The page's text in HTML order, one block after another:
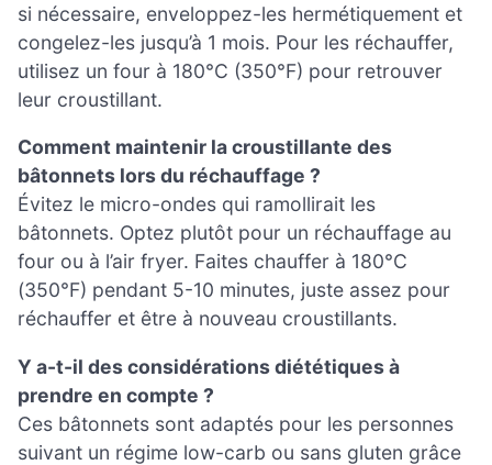
si nécessaire, enveloppez-les hermétiquement et
congelez-les jusqu’à 1 mois. Pour les réchauffer,
utilisez un four à 180°C (350°F) pour retrouver
leur croustillant.
Comment maintenir la croustillante des
bâtonnets lors du réchauffage ?
Évitez le micro-ondes qui ramollirait les
bâtonnets. Optez plutôt pour un réchauffage au
four ou à l’air fryer. Faites chauffer à 180°C
(350°F) pendant 5-10 minutes, juste assez pour
réchauffer et être à nouveau croustillants.
Y a-t-il des considérations diététiques à
prendre en compte ?
Ces bâtonnets sont adaptés pour les personnes
suivant un régime low-carb ou sans gluten grâce